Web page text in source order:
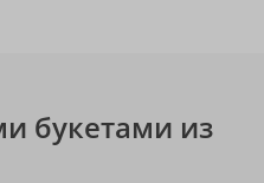
букетами из